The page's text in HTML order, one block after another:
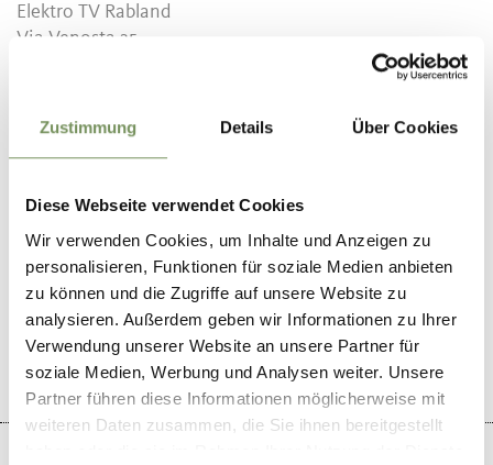
Zustimmung Details Über Cookies
Diese Webseite verwendet Cookies
Wir verwenden Cookies, um Inhalte und Anzeigen zu
personalisieren, Funktionen für soziale Medien anbieten
zu können und die Zugriffe auf unsere Website zu
analysieren. Außerdem geben wir Informationen zu Ihrer
Verwendung unserer Website an unsere Partner für
soziale Medien, Werbung und Analysen weiter. Unsere
Partner führen diese Informationen möglicherweise mit
weiteren Daten zusammen, die Sie ihnen bereitgestellt
Elektro TV Rabland
Via Venosta 35
info@elektro-tv-rabland.it
www.elektro-tv-rabland.com
IL CONTENUTO VI È STATO UTILE? SÌ NO